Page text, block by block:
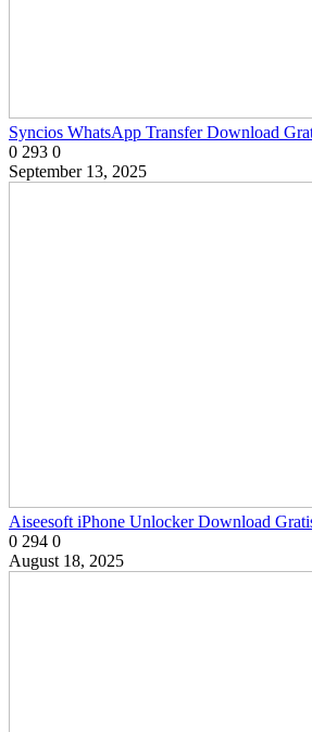
Syncios WhatsApp Transfer Download
0 293 0
September 13, 2025
Aiseesoft iPhone Unlocker Download
0 294 0
August 18, 2025